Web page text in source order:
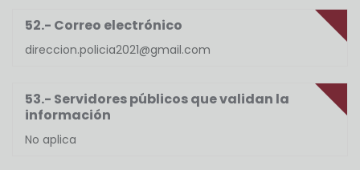
52.- Correo electrónico
direccion.policia2021@gmail.com
53.- Servidores públicos que validan la
información
No aplica